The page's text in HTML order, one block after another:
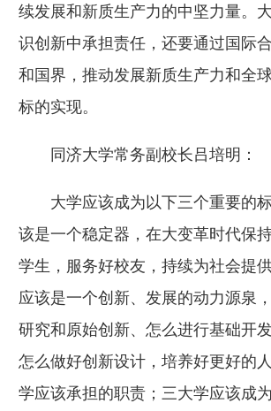
续发展和新质生产力的中坚力量。
识创新中承担责任，还要通过国际
和国界，推动发展新质生产力和全
标的实现。
同济大学常务副校长吕培明：
大学应该成为以下三个重要的
该是一个稳定器，在大变革时代保
学生，服务好校友，持续为社会提
应该是一个创新、发展的动力源泉
研究和原始创新、怎么进行基础开
怎么做好创新设计，培养好更好的
学应该承担的职责；三大学应该成